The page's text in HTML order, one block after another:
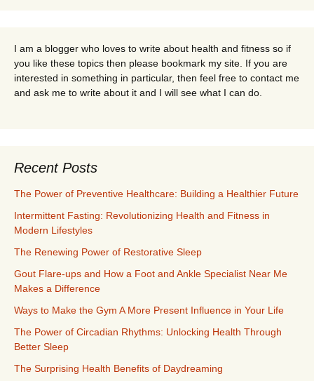
I am a blogger who loves to write about health and fitness so if
you like these topics then please bookmark my site. If you are
interested in something in particular, then feel free to contact me
and ask me to write about it and I will see what I can do.
Recent Posts
The Power of Preventive Healthcare: Building a Healthier Future
Intermittent Fasting: Revolutionizing Health and Fitness in
Modern Lifestyles
The Renewing Power of Restorative Sleep
Gout Flare-ups and How a Foot and Ankle Specialist Near Me
Makes a Difference
Ways to Make the Gym A More Present Influence in Your Life
The Power of Circadian Rhythms: Unlocking Health Through
Better Sleep
The Surprising Health Benefits of Daydreaming